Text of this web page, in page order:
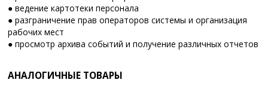
● ведение картотеки персонала
● разграничение прав операторов системы и организация
рабочих мест
● просмотр архива событий и получение различных отчетов
АНАЛОГИЧНЫЕ ТОВАРЫ